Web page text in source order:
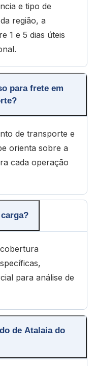
e tipo de
região, a
1 e 5 dias úteis
para frete em
de transporte e
orienta sobre a
cada operação
para análise de
de Atalaia do